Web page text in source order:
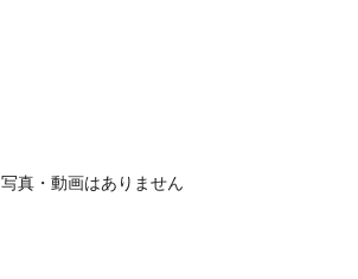
写真・動画はありません